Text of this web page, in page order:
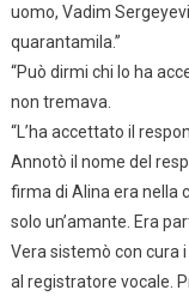
uomo, Vadim
quarantamila.”
“Può dirmi chi lo ha
non tremava.
“L’ha accettato il
Annotò il nome del
firma di Alina era nella
solo un’amante. Era
Vera sistemò con cura
al registratore vocale.